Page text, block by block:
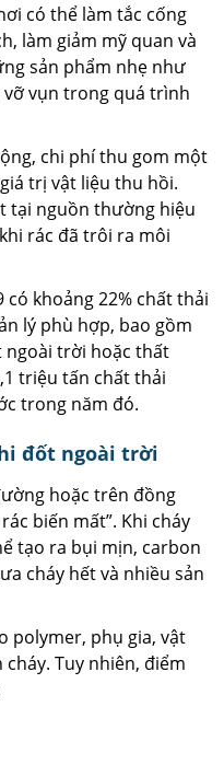
có thể làm tắc cống
làm giảm mỹ quan và
sản phẩm nhẹ như
vỡ vụn trong quá trình
chi phí thu gom một
trị vật liệu thu hồi.
tại nguồn thường hiệu
rác đã trôi ra môi
khoảng 22% chất thải
lý phù hợp, bao gồm
ngoài trời hoặc thất
triệu tấn chất thải
trong năm đó.
đốt ngoài trời
hoặc trên đồng
biến mất”. Khi cháy
tạo ra bụi mịn, carbon
cháy hết và nhiều sản
polymer, phụ gia, vật
Tuy nhiên, điểm